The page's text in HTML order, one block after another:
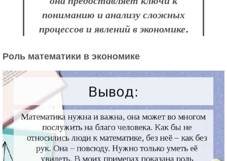
пониманию и анализу сложных
процессов и явлений в экономике.
Роль математики в экономике